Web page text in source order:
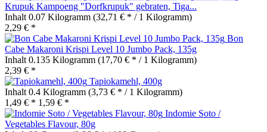
Krupuk Kampoeng "Dorfkrupuk" gebraten, Tiga...
Inhalt 0.07 Kilogramm (32,71 € * / 1 Kilogramm)
2,29 € *
Bon
Cabe Makaroni Krispi Level 10 Jumbo Pack, 135g
Inhalt 0.135 Kilogramm (17,70 € * / 1 Kilogramm)
2,39 € *
Tapiokamehl, 400g
Inhalt 0.4 Kilogramm (3,73 € * / 1 Kilogramm)
1,49 € * 1,59 € *
Indomie Soto /
Vegetables Flavour, 80g